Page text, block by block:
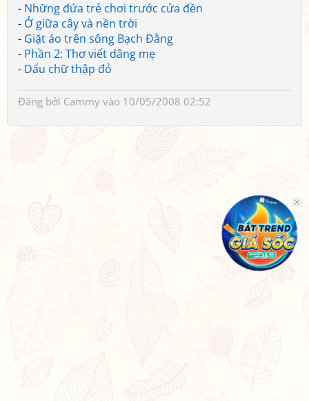
- Những đứa trẻ chơi trước cửa đền
- Ở giữa cây và nền trời
- Giặt áo trên sông Bạch Đằng
- Phần 2: Thơ viết dâng mẹ
- Dấu chữ thập đỏ
Đăng bởi Cammy vào 10/05/2008 02:52